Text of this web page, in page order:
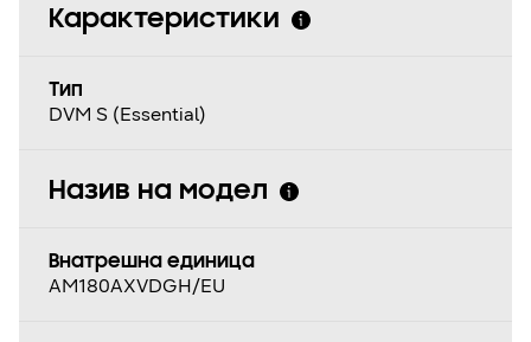
Карактеристики
Tип
DVM S (Essential)
Назив на модел
Внатрешна единица
AM180AXVDGH/EU